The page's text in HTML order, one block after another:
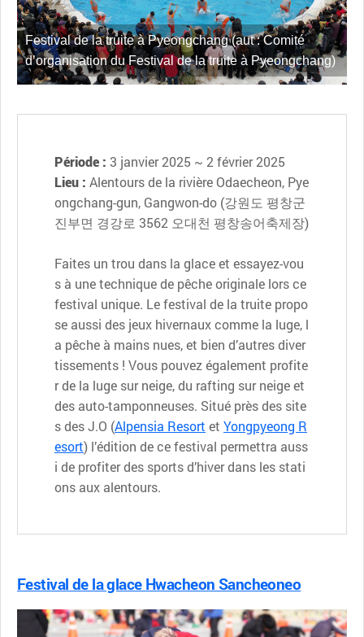
Festival de la truite à Pyeongchang (aut : Comité
d’organisation du Festival de la truite à Pyeongchang)
Période : 3 janvier 2025 ~ 2 février 2025
Lieu : Alentours de la rivière Odaecheon, Pye
ongchang-gun, Gangwon-do (강원도 평창군
진부면 경강로 3562 오대천 평창송어축제장)
Faites un trou dans la glace et essayez-vou
s à une technique de pêche originale lors ce
festival unique. Le festival de la truite propo
se aussi des jeux hivernaux comme la luge, l
a pêche à mains nues, et bien d’autres diver
tissements ! Vous pouvez également profite
r de la luge sur neige, du rafting sur neige et
des auto-tamponneuses. Situé près des site
s des J.O (Alpensia Resort et Yongpyeong R
esort) l’édition de ce festival permettra auss
i de profiter des sports d’hiver dans les stati
ons aux alentours.
Festival de la glace Hwacheon Sancheoneo